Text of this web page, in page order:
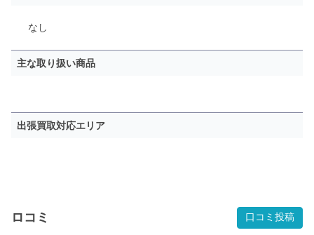
なし
主な取り扱い商品
出張買取対応エリア
ロコミ 口コミ投稿